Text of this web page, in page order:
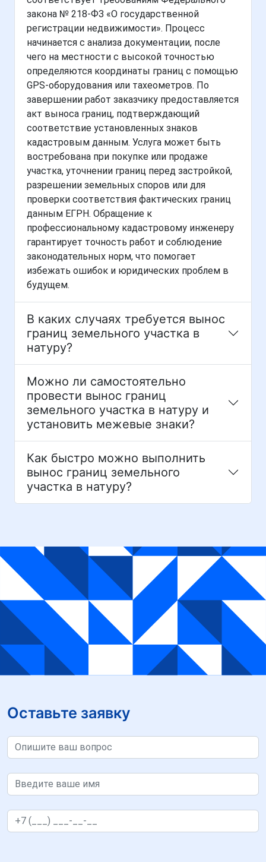
закона № 218-ФЗ «О государственной
регистрации недвижимости». Процесс
начинается с анализа документации, после
чего на местности с высокой точностью
определяются координаты границ с помощью
GPS-оборудования или тахеометров. По
завершении работ заказчику предоставляется
акт выноса границ, подтверждающий
соответствие установленных знаков
кадастровым данным. Услуга может быть
востребована при покупке или продаже
участка, уточнении границ перед застройкой,
разрешении земельных споров или для
проверки соответствия фактических границ
данным ЕГРН. Обращение к
профессиональному кадастровому инженеру
гарантирует точность работ и соблюдение
законодательных норм, что помогает
избежать ошибок и юридических проблем в
будущем.
В каких случаях требуется вынос
границ земельного участка в
натуру?
Можно ли самостоятельно
провести вынос границ
земельного участка в натуру и
установить межевые знаки?
Как быстро можно выполнить
вынос границ земельного
участка в натуру?
Оставьте заявку